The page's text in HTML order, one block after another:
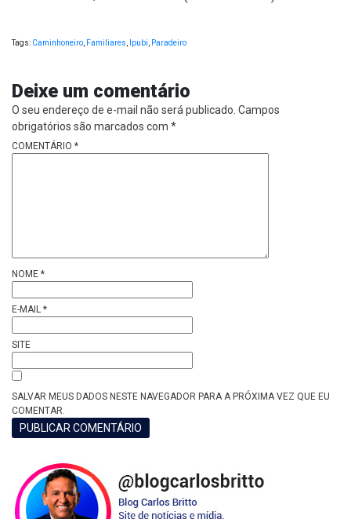
Tags: Caminhoneiro Familiares Ipubi Paradeiro
Deixe um comentário
O seu endereço de e-mail não será publicado. Campos
obrigatórios são marcados com *
COMENTÁRIO *
NOME *
E-MAIL *
SITE
SALVAR MEUS DADOS NESTE NAVEGADOR PARA A PRÓXIMA VEZ QUE EU
COMENTAR.